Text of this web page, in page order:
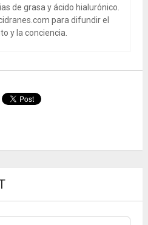
de grasa y ácido hialurónico.
para difundir el
y la conciencia.